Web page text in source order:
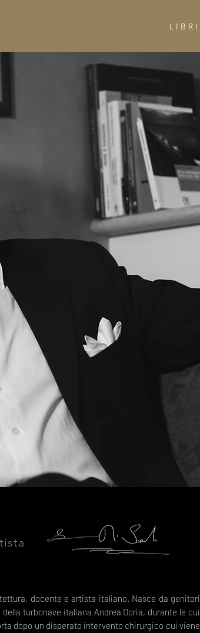
L I B R I
docente e artista italiano. Nasce da genitori
turbonave italiana Andrea Doria, durante le cui
dopo un disperato intervento chirurgico cui viene